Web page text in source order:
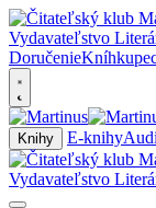
Doručenie
Knihy E-knihy